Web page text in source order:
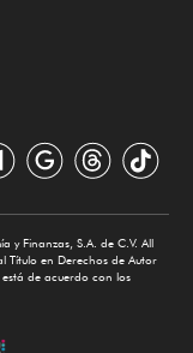
y Finanzas, S.A. de C.V. All
Título en Derechos de Autor
de acuerdo con los